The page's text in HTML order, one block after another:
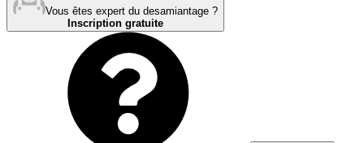
Vous êtes expert du desamiantage ?
Inscription gratuite